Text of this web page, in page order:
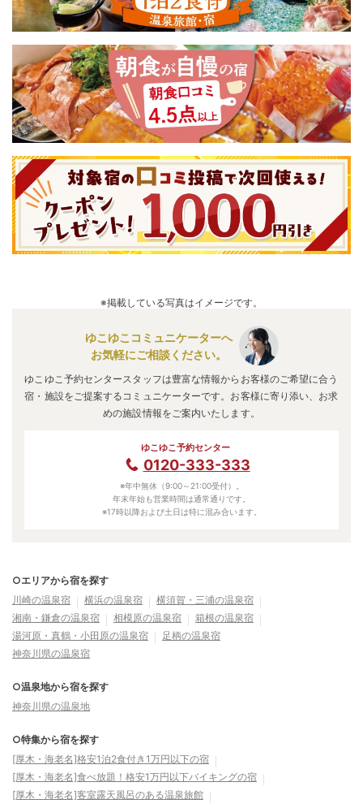
※掲載している写真はイメージです。
ゆこゆこコミュニケーターへ
お気軽にご相談ください。
ゆこゆこ予約センタースタッフは豊富な情報からお客様のご希望に合う
宿・施設をご提案するコミュニケーターです。お客様に寄り添い、お求
めの施設情報をご案内いたします。
ゆこゆこ予約センター
0120-333-333
※年中無休（9:00～21:00受付）。
年末年始も営業時間は通常通りです。
※17時以降および土日は特に混み合います。
○エリアから宿を探す
川崎の温泉宿
横浜の温泉宿
横須賀・三浦の温泉宿
湘南・鎌倉の温泉宿
相模原の温泉宿
箱根の温泉宿
湯河原・真鶴・小田原の温泉宿
足柄の温泉宿
神奈川県の温泉宿
○温泉地から宿を探す
神奈川県の温泉地
○特集から宿を探す
[厚木・海老名]格安1泊2食付き1万円以下の宿
[厚木・海老名]食べ放題！格安1万円以下バイキングの宿
[厚木・海老名]客室露天風呂のある温泉旅館